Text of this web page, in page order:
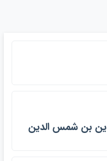
بن شمس الدين